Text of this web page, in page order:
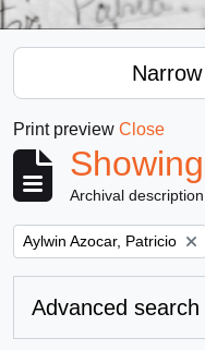
Print preview Close
Archival description
Remove filter:
Aylwin Azocar, Patricio
Advanced